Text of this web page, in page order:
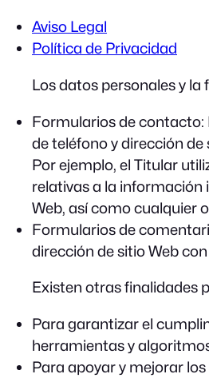
Aviso Legal
Política de Privacidad
Los datos personales y
Formularios de contacto:
de teléfono y dirección
Por ejemplo, el Titular
relativas a la información
Web, así como cualquier
Formularios de
dirección de sitio Web
Existen otras finalidades
Para garantizar el
herramientas y
Para apoyar y mejorar